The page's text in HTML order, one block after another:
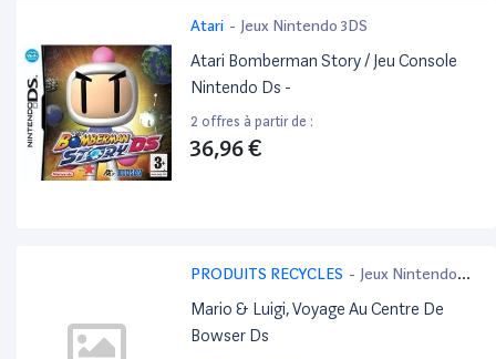
Atari - Jeux Nintendo 3DS
Atari Bomberman Story / Jeu Console
Nintendo Ds -
2 offres à partir de :
36,96 €
PRODUITS RECYCLES - Jeux Nintendo
3DS
Mario & Luigi, Voyage Au Centre De
Bowser Ds